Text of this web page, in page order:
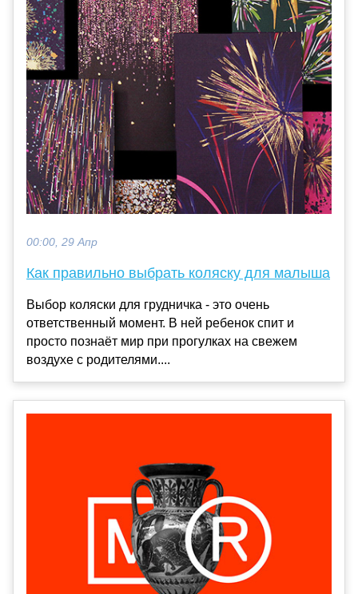
00:00, 29 Апр
Как правильно выбрать коляску для малыша
Выбор коляски для грудничка - это очень
ответственный момент. В ней ребенок спит и
просто познаёт мир при прогулках на свежем
воздухе с родителями....